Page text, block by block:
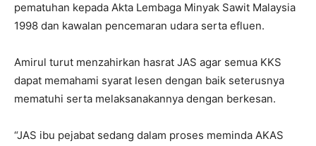
pematuhan kepada Akta Lembaga Minyak Sawit Malaysia
1998 dan kawalan pencemaran udara serta efluen.
Amirul turut menzahirkan hasrat JAS agar semua KKS
dapat memahami syarat lesen dengan baik seterusnya
mematuhi serta melaksanakannya dengan berkesan.
“JAS ibu pejabat sedang dalam proses meminda AKAS